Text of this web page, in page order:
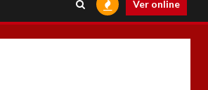
Ver online